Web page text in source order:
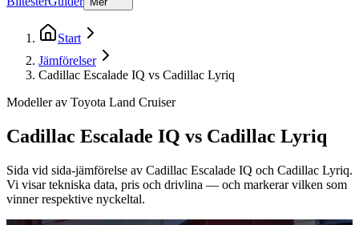
Start
Jämförelser
Cadillac Escalade IQ vs Cadillac Lyriq
Modeller av Toyota Land Cruiser
Cadillac Escalade IQ vs Cadillac Lyriq
Sida vid sida-jämförelse av Cadillac Escalade IQ och Cadillac Lyriq.
Vi visar tekniska data, pris och drivlina — och markerar vilken som
vinner respektive nyckeltal.